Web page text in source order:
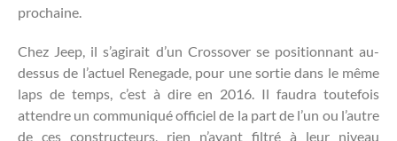
prochaine.
Chez Jeep, il s’agirait d’un Crossover se positionnant au-
dessus de l’actuel Renegade, pour une sortie dans le même
laps de temps, c’est à dire en 2016. Il faudra toutefois
attendre un communiqué officiel de la part de l’un ou l’autre
de ces constructeurs, rien n’ayant filtré à leur niveau